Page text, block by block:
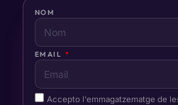
NOM
EMAIL
Accepto l'emmagatzematge de